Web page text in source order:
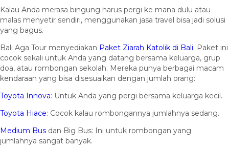
Kalau Anda merasa bingung harus pergi ke mana dulu atau
malas menyetir sendiri, menggunakan jasa travel bisa jadi solusi
yang bagus.
Bali Aga Tour menyediakan Paket Ziarah Katolik di Bali. Paket ini
cocok sekali untuk Anda yang datang bersama keluarga, grup
doa, atau rombongan sekolah. Mereka punya berbagai macam
kendaraan yang bisa disesuaikan dengan jumlah orang:
Toyota Innova: Untuk Anda yang pergi bersama keluarga kecil.
Toyota Hiace: Cocok kalau rombongannya jumlahnya sedang.
Medium Bus dan Big Bus: Ini untuk rombongan yang
jumlahnya sangat banyak.